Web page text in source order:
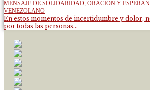
MENSAJE DE SOLIDARIDAD, ORACIÓN Y
VENEZOLANO
En estos momentos de incertidumbre y dolor,
por todas las personas...